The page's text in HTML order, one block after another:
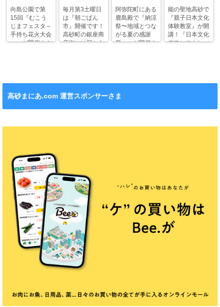
向島公園で第
15回『むこう
じまフェスタ～
手持ち花火大会
～』が開催！ふ
毎月第3土曜日
は『朝ごぱん
市』開催です！
高砂町の銀座商
店街には朝から
阿弥陀町にある
鹿島殿で『納涼
祭〜地域とつな
がる夏の感謝
祭〜』が開催さ
能の聖地高砂で
『親子日本文化
体験教室』が開
講！『日本文化
デモンストレー
高砂まにあ.com 運営スポンサーさま